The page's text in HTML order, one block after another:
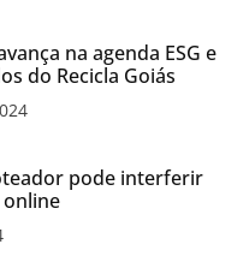
na agenda ESG e
do Recicla Goiás
pode interferir
online